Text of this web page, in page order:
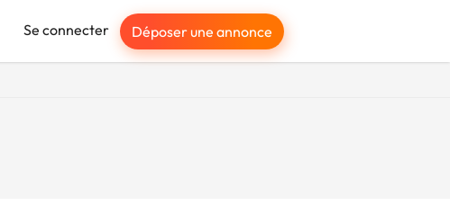
Se connecter Déposer une annonce